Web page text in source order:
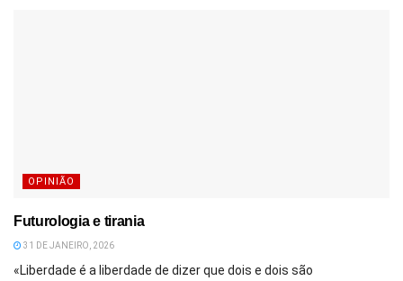
OPINIÃO
Futurologia e tirania
31 DE JANEIRO, 2026
«Liberdade é a liberdade de dizer que dois e dois são